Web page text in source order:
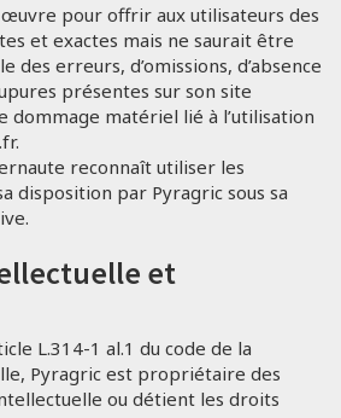
pour offrir aux utilisateurs des
et exactes mais ne saurait être
des erreurs, d’omissions, d’absence
présentes sur son site
dommage matériel lié à l’utilisation
reconnaît utiliser les
disposition par Pyragric sous sa
et
L.314-1 al.1 du code de la
Pyragric est propriétaire des
ou détient les droits